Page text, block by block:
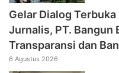
Gelar Dialog
Jurnalis, PT. Bangun
Transparansi dan
6 Agustus 2026